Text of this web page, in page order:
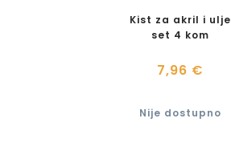
Kist za akril i ulje
set 4 kom
7,96 €
Nije dostupno